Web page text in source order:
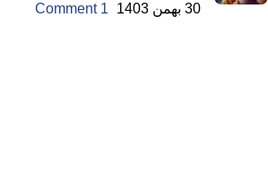
30 بهمن 1403
1 Comment